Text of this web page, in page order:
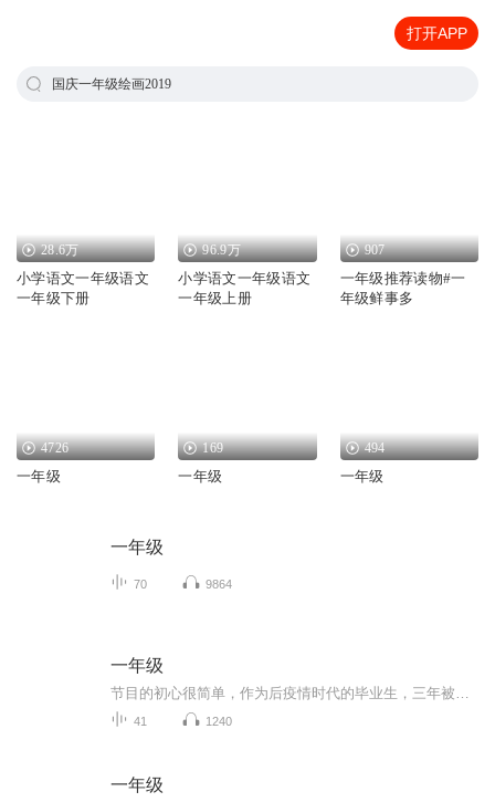
打开APP
国庆一年级绘画2019
28.6万
小学语文一年级语文
一年级下册
96.9万
小学语文一年级语文
一年级上册
907
一年级推荐读物#一
年级鲜事多
4726
一年级
169
一年级
494
一年级
一年级
70 9864
一年级
41 1240
一年级